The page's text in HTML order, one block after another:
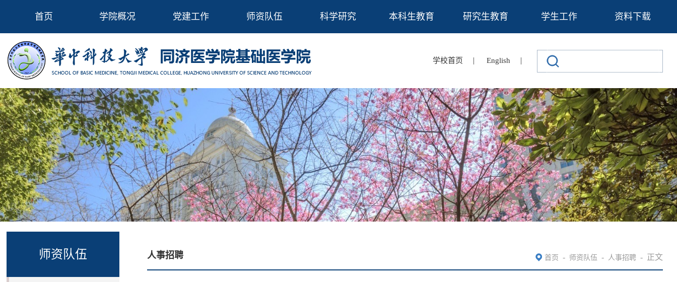
首页 学院概况 党建工作 师资队伍 科学研究 本科生教育 研究生教育 学生工作 资料下载
学校首页 | English |
师资队伍 人事招聘 首页 - 师资队伍 - 人事招聘 - 正文